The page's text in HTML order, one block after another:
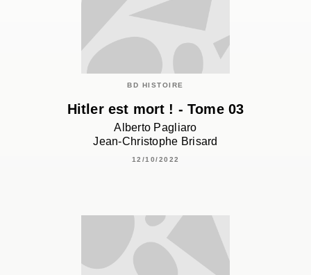
BD HISTOIRE
Hitler est mort ! - Tome 03
Alberto Pagliaro
Jean-Christophe Brisard
12/10/2022